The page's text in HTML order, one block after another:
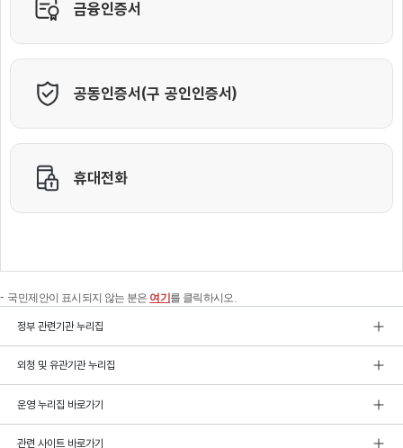
국민제안이 표시되지 않는 분은 여기 를 클릭하시오.
정부 관련기관 누리집
외청 및 유관기관 누리집
운영 누리집 바로가기
관련 사이트 바로가기